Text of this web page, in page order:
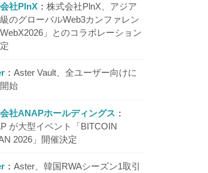
社PlnX
株式会社PlnX、アジア
のグローバルWeb3カンファレン
」とのコラボレーション
Aster Vault、全ユーザー向けに
始
社ANAPホールディングス
が大型イベント「BITCOIN
2026」開催決定
Aster、韓国RWAシーズン1取引